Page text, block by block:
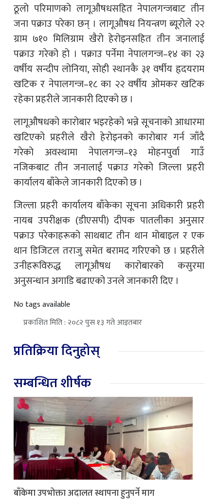
ठूलो परिमाणको लागूऔषधसहित नेपालगन्जबाट तीन
जना पक्राउ परेका छन् । लागूऔषध नियन्त्रण ब्यूरोले २२
ग्राम ७१० मिलिग्राम खैरो हेरोइनसहित तीन जनालाई
पक्राउ गरेको हो । पक्राउ पर्नेमा नेपालगन्ज–१४ का २३
वर्षीय सन्दीप लोनिया, सोही स्थानकै ३१ वर्षीय हृदयराम
खटिक र नेपालगन्ज–१८ का २२ वर्षीय ओमकर खटिक
रहेका प्रहरीले जानकारी दिएको छ ।
लागूऔषधको कारोबार भइरहेको भन्ने सूचनाको आधारमा
खटिएको प्रहरीले खैरो हेरोइनको कारोबार गर्न जाँदै
गरेको अवस्थामा नेपालगन्ज–१३ मोहनपुर्वा गाउँ
नजिकबाट तीन जनालाई पक्राउ गरेको जिल्ला प्रहरी
कार्यालय बाँकेले जानकारी दिएको छ ।
जिल्ला प्रहरी कार्यालय बाँकेका सूचना अधिकारी प्रहरी
नायब उपरीक्षक (डीएसपी) दीपक पातलीका अनुसार
पक्राउ परेकाहरूको साथबाट तीन थान मोबाइल र एक
थान डिजिटल तराजु समेत बरामद गरिएको छ । प्रहरीले
उनीहरूविरुद्ध लागूऔषध कारोबारको कसुरमा
अनुसन्धान अगाडि बढाएको उनले जानकारी दिए ।
No tags available
प्रकाशित मिति : २०८२ पुस १३ गते आइतबार
प्रतिक्रिया दिनुहोस्
सम्बन्धित शीर्षक
बाँकेमा उपभोक्ता अदालत स्थापना हुनुपर्ने माग